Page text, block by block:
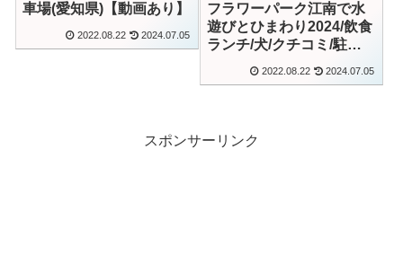
車場(愛知県)【動画あり】
2022.08.22 2024.07.05
フラワーパーク江南で水
遊びとひまわり2024/飲食
ランチ/犬/クチコミ/駐車
2022.08.22 2024.07.05
スポンサーリンク